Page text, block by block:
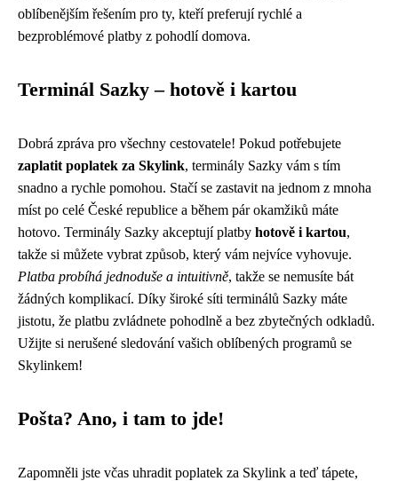
oblíbenějším řešením pro ty, kteří preferují rychlé a
bezproblémové platby z pohodlí domova.
Terminál Sazky – hotově i kartou
Dobrá zpráva pro všechny cestovatele! Pokud potřebujete
zaplatit poplatek za Skylink, terminály Sazky vám s tím
snadno a rychle pomohou. Stačí se zastavit na jednom z mnoha
míst po celé České republice a během pár okamžiků máte
hotovo. Terminály Sazky akceptují platby hotově i kartou,
takže si můžete vybrat způsob, který vám nejvíce vyhovuje.
Platba probíhá jednoduše a intuitivně, takže se nemusíte bát
žádných komplikací. Díky široké síti terminálů Sazky máte
jistotu, že platbu zvládnete pohodlně a bez zbytečných odkladů.
Užijte si nerušené sledování vašich oblíbených programů se
Skylinkem!
Pošta? Ano, i tam to jde!
Zapomněli jste včas uhradit poplatek za Skylink a teď tápete,